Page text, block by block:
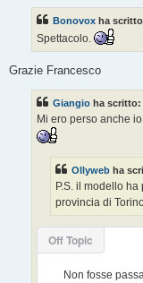
Bonovox ha
Spettacolo.
Grazie Francesco
Giangio ha scritto:
Mi ero perso anche
Ollyweb ha
P.S. il modello
provincia di
Off Topic
Non fosse